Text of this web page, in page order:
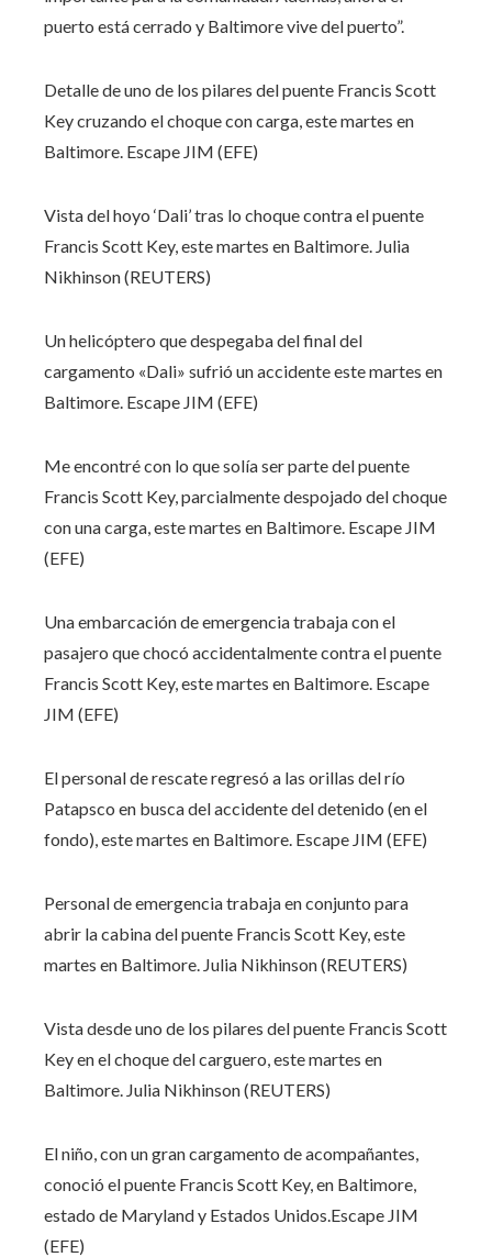
puerto está cerrado y Baltimore vive del puerto”.
Detalle de uno de los pilares del puente Francis Scott
Key cruzando el choque con carga, este martes en
Baltimore. Escape JIM (EFE)
Vista del hoyo ‘Dali’ tras lo choque contra el puente
Francis Scott Key, este martes en Baltimore. Julia
Nikhinson (REUTERS)
Un helicóptero que despegaba del final del
cargamento «Dali» sufrió un accidente este martes en
Baltimore. Escape JIM (EFE)
Me encontré con lo que solía ser parte del puente
Francis Scott Key, parcialmente despojado del choque
con una carga, este martes en Baltimore. Escape JIM
(EFE)
Una embarcación de emergencia trabaja con el
pasajero que chocó accidentalmente contra el puente
Francis Scott Key, este martes en Baltimore. Escape
JIM (EFE)
El personal de rescate regresó a las orillas del río
Patapsco en busca del accidente del detenido (en el
fondo), este martes en Baltimore. Escape JIM (EFE)
Personal de emergencia trabaja en conjunto para
abrir la cabina del puente Francis Scott Key, este
martes en Baltimore. Julia Nikhinson (REUTERS)
Vista desde uno de los pilares del puente Francis Scott
Key en el choque del carguero, este martes en
Baltimore. Julia Nikhinson (REUTERS)
El niño, con un gran cargamento de acompañantes,
conoció el puente Francis Scott Key, en Baltimore,
estado de Maryland y Estados Unidos. Escape JIM
(EFE)